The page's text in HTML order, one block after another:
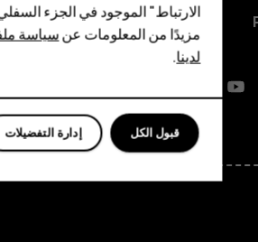
Youtube
Linkedin
Discord
الارتباط" الموجود في الجزء
مزيدًا من المعلومات عنسياسة
لدينا.
إدارة التفضيلات قبول الكل